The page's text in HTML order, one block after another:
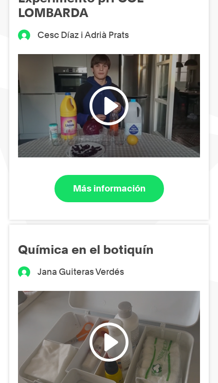
LOMBARDA
Cesc Díaz i Adrià Prats
Más información
Química en el botiquín
Jana Guiteras Verdés